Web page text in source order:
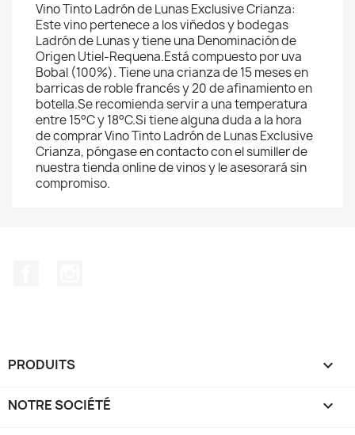
Vino Tinto Ladrón de Lunas Exclusive Crianza:
Este vino pertenece a los viñedos y bodegas
Ladrón de Lunas y tiene una Denominación de
Origen Utiel-Requena.Está compuesto por uva
Bobal (100%). Tiene una crianza de 15 meses en
barricas de roble francés y 20 de afinamiento en
botella.Se recomienda servir a una temperatura
entre 15°C y 18°C.Si tiene alguna duda a la hora
de comprar Vino Tinto Ladrón de Lunas Exclusive
Crianza, póngase en contacto con el sumiller de
nuestra tienda online de vinos y le asesorará sin
compromiso.
PRODUITS 
NOTRE SOCIÉTÉ 